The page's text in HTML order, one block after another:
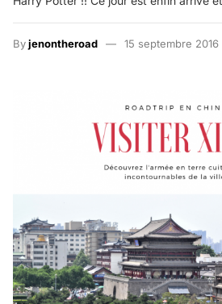
Byjenontheroad 15 septembre 2016